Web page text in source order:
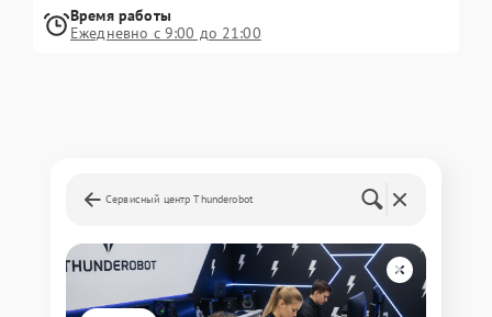
Время работы
Ежедневно с 9:00 до 21:00
Сервисный центр Thunderobot